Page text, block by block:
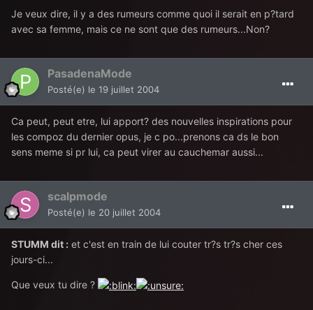
Je veux dire, il y a des rumeurs comme quoi il serait en p?tard
avec sa femme, mais ce ne sont que des rumeurs...Non?
PasadenaMode
Posté(e) le 19 juillet 2004
Ca peut, peut etre, lui apport? des nouvelles inspirations pour
les compoz du dernier opus, je c po...prenons ca ds le bon
sens meme si pr lui, ca peut virer au cauchemar aussi...
scalpmode
Posté(e) le 20 juillet 2004
STUMM dit : et c'est en train de lui couter tr?s tr?s cher ces
jours-ci...
Que veux tu dire ?